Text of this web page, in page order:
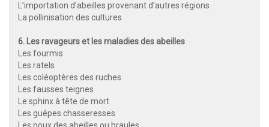
L’importation d’abeilles provenant d’autres régions
La pollinisation des cultures
6. Les ravageurs et les maladies des abeilles
Les fourmis
Les ratels
Les coléoptères des ruches
Les fausses teignes
Le sphinx à tête de mort
Les guêpes chasseresses